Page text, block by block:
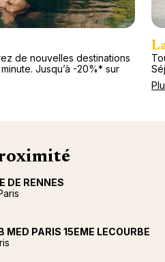
de nouvelles destinations
Jusqu’à -20%* sur
DE RENNES
MED PARIS 15EME LECOURBE